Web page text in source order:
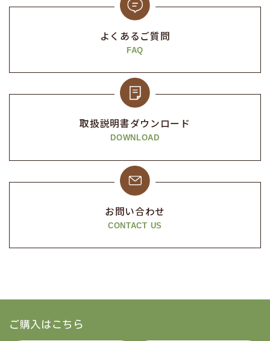
よくあるご質問
FAQ
取扱説明書ダウンロード
DOWNLOAD
お問い合わせ
CONTACT US
ご購入はこちら